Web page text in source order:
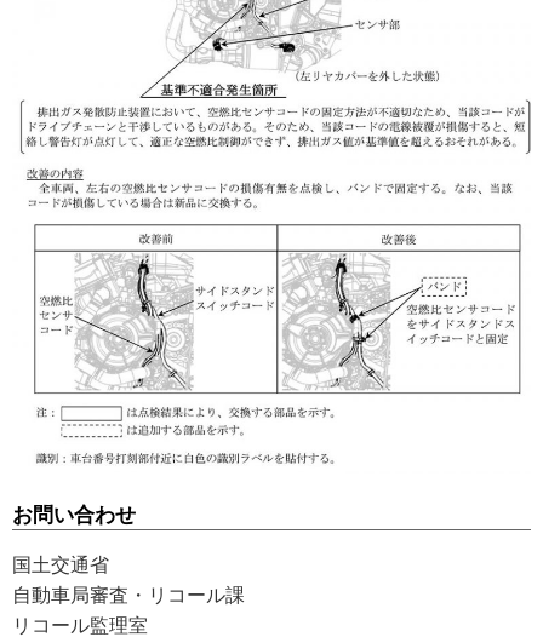
お問い合わせ
国土交通省
自動車局審査・リコール課
リコール監理室